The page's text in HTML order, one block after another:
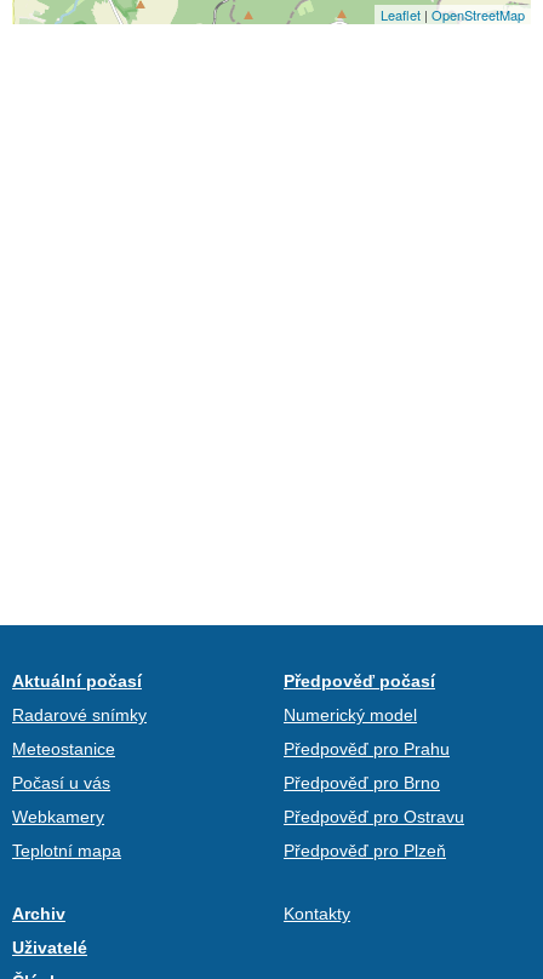
Leaflet | OpenStreetMap
Aktuální počasí
Radarové snímky
Meteostanice
Počasí u vás
Webkamery
Teplotní mapa
Předpověď počasí
Numerický model
Předpověď pro Prahu
Předpověď pro Brno
Předpověď pro Ostravu
Předpověď pro Plzeň
Archiv
Uživatelé
Kontakty